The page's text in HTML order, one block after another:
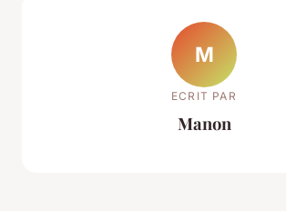
M
ECRIT PAR
Manon